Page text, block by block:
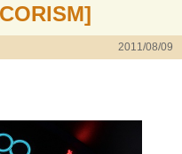
2011/08/09